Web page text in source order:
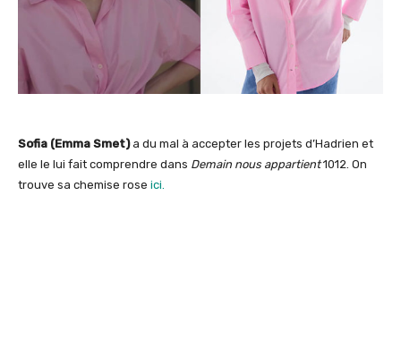
Sofia (Emma Smet)a du mal à accepter les projets d’Hadrien et
elle le lui fait comprendre dans Demain nous appartient1012. On
trouve sa chemise rose ici.